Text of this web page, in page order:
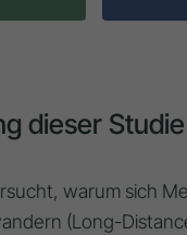
dieser Studie
warum sich
(Long-